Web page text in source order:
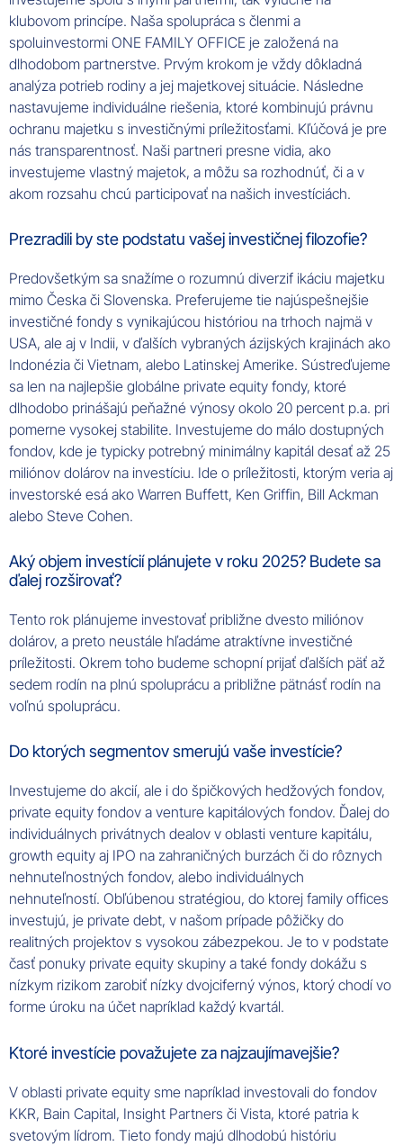
klubovom princípe. Naša spolupráca s členmi a
spoluinvestormi ONE FAMILY OFFICE je založená na
dlhodobom partnerstve. Prvým krokom je vždy dôkladná
analýza potrieb rodiny a jej majetkovej situácie. Následne
nastavujeme individuálne riešenia, ktoré kombinujú právnu
ochranu majetku s investičnými príležitosťami. Kľúčová je pre
nás transparentnosť. Naši partneri presne vidia, ako
investujeme vlastný majetok, a môžu sa rozhodnúť, či a v
akom rozsahu chcú participovať na našich investíciách.
Prezradili by ste podstatu vašej investičnej filozofie?
Predovšetkým sa snažíme o rozumnú diverzif ikáciu majetku
mimo Česka či Slovenska. Preferujeme tie najúspešnejšie
investičné fondy s vynikajúcou históriou na trhoch najmä v
USA, ale aj v Indii, v ďalších vybraných ázijských krajinách ako
Indonézia či Vietnam, alebo Latinskej Amerike. Sústreďujeme
sa len na najlepšie globálne private equity fondy, ktoré
dlhodobo prinášajú peňažné výnosy okolo 20 percent p.a. pri
pomerne vysokej stabilite. Investujeme do málo dostupných
fondov, kde je typicky potrebný minimálny kapitál desať až 25
miliónov dolárov na investíciu. Ide o príležitosti, ktorým veria aj
investorské esá ako Warren Buffett, Ken Griffin, Bill Ackman
alebo Steve Cohen.
Aký objem investícií plánujete v roku 2025? Budete sa
ďalej rozširovať?
Tento rok plánujeme investovať približne dvesto miliónov
dolárov, a preto neustále hľadáme atraktívne investičné
príležitosti. Okrem toho budeme schopní prijať ďalších päť až
sedem rodín na plnú spoluprácu a približne pätnásť rodín na
voľnú spoluprácu.
Do ktorých segmentov smerujú vaše investície?
Investujeme do akcií, ale i do špičkových hedžových fondov,
private equity fondov a venture kapitálových fondov. Ďalej do
individuálnych privátnych dealov v oblasti venture kapitálu,
growth equity aj IPO na zahraničných burzách či do rôznych
nehnuteľnostných fondov, alebo individuálnych
nehnuteľností. Obľúbenou stratégiou, do ktorej family offices
investujú, je private debt, v našom prípade pôžičky do
realitných projektov s vysokou zábezpekou. Je to v podstate
časť ponuky private equity skupiny a také fondy dokážu s
nízkym rizikom zarobiť nízky dvojciferný výnos, ktorý chodí vo
forme úroku na účet napríklad každý kvartál.
Ktoré investície považujete za najzaujímavejšie?
V oblasti private equity sme napríklad investovali do fondov
KKR, Bain Capital, Insight Partners či Vista, ktoré patria k
svetovým lídrom. Tieto fondy majú dlhodobú históriu